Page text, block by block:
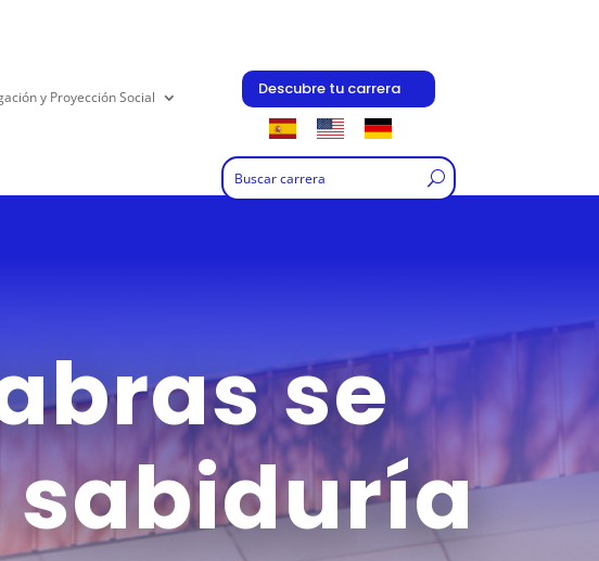
y Proyección Social Descubre tu carrera
se
sabiduría